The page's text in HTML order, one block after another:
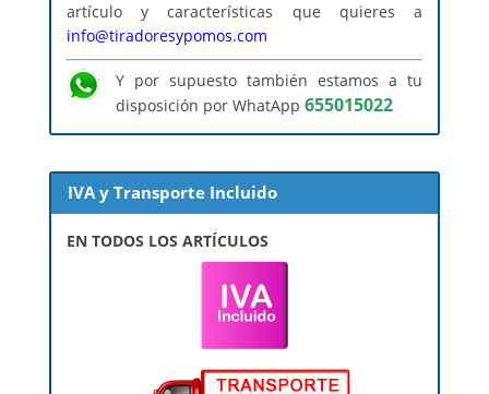
artículo y características que quieres a
info@tiradoresypomos.com
Y por supuesto también estamos a tu
disposición por WhatApp 655015022
IVA y Transporte Incluido
EN TODOS LOS ARTÍCULOS